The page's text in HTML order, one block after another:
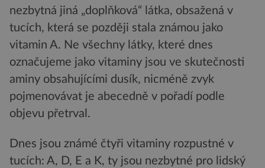
nezbytná jiná „doplňková“ látka, obsažená v
tucích, která se později stala známou jako
vitamin A. Ne všechny látky, které dnes
označujeme jako vitaminy jsou ve skutečnosti
aminy obsahujícími dusík, nicméně zvyk
pojmenovávat je abecedně v pořadí podle
objevu přetrval.
Dnes jsou známé čtyři vitaminy rozpustné v
tucích: A, D, E a K, ty jsou nezbytné pro lidský